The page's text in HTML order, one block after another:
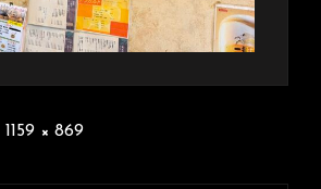
1159 × 869